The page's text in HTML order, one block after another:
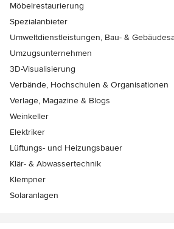
Möbelrestaurierung
Spezialanbieter
Umweltdienstleistungen, Bau- &
Umzugsunternehmen
3D-Visualisierung
Verbände, Hochschulen & Organisationen
Verlage, Magazine & Blogs
Weinkeller
Elektriker
Lüftungs- und Heizungsbauer
Klär- & Abwassertechnik
Klempner
Solaranlagen